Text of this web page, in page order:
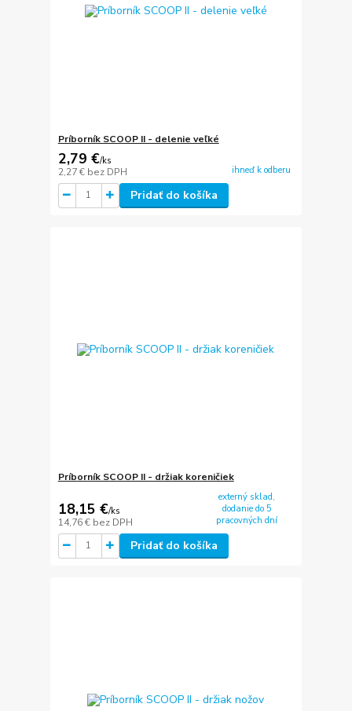
Príborník SCOOP II - delenie veľké
2,79 €/ks
2,27 € bez DPH ihneď k odberu
Pridať do košíka
Príborník SCOOP II - držiak koreničiek
18,15 €/ks
14,76 € bez DPH
externý sklad,
dodanie do 5
pracovných dní
Pridať do košíka